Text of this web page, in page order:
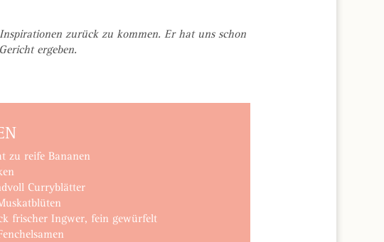
zurück zu kommen. Er hat uns schon
ergeben.
zu reife Bananen
Curryblätter
frischer Ingwer, fein gewürfelt